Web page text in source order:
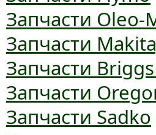
Запчасти Oleo-
Запчасти
Запчасти
Запчасти
Запчасти Sadko